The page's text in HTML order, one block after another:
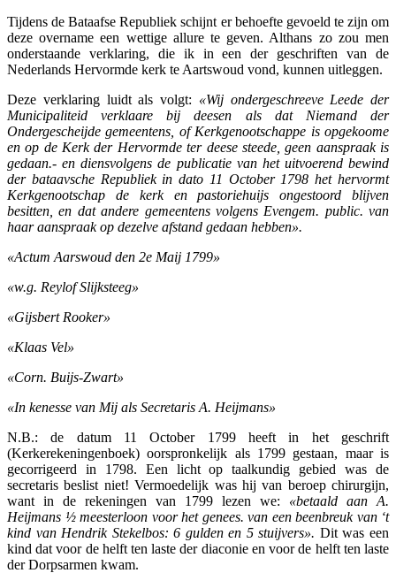
Tijdens de Bataafse Republiek schijnt er behoefte gevoeld te zijn om
deze overname een wettige allure te geven. Althans zo zou men
onderstaande verklaring, die ik in een der geschriften van de
Nederlands Hervormde kerk te Aartswoud vond, kunnen uitleggen.
Deze verklaring luidt als volgt: «Wij ondergeschreeve Leede der
Municipaliteid verklaare bij deesen als dat Niemand der
Ondergescheijde gemeentens, of Kerkgenootschappe is opgekoome
en op de Kerk der Hervormde ter deese steede, geen aanspraak is
gedaan.- en diensvolgens de publicatie van het uitvoerend bewind
der bataavsche Republiek in dato 11 October 1798 het hervormt
Kerkgenootschap de kerk en pastoriehuijs ongestoord blijven
besitten, en dat andere gemeentens volgens Evengem. public. van
haar aanspraak op dezelve afstand gedaan hebben».
«Actum Aarswoud den 2e Maij 1799»
«w.g. Reylof Slijksteeg»
«Gijsbert Rooker»
«Klaas Vel»
«Corn. Buijs-Zwart»
«In kenesse van Mij als Secretaris A. Heijmans»
N.B.: de datum 11 October 1799 heeft in het geschrift
(Kerkerekeningenboek) oorspronkelijk als 1799 gestaan, maar is
gecorrigeerd in 1798. Een licht op taalkundig gebied was de
secretaris beslist niet! Vermoedelijk was hij van beroep chirurgijn,
want in de rekeningen van 1799 lezen we: «betaald aan A.
Heijmans ½ meesterloon voor het genees. van een beenbreuk van ‘t
kind van Hendrik Stekelbos: 6 gulden en 5 stuijvers». Dit was een
kind dat voor de helft ten laste der diaconie en voor de helft ten laste
der Dorpsarmen kwam.